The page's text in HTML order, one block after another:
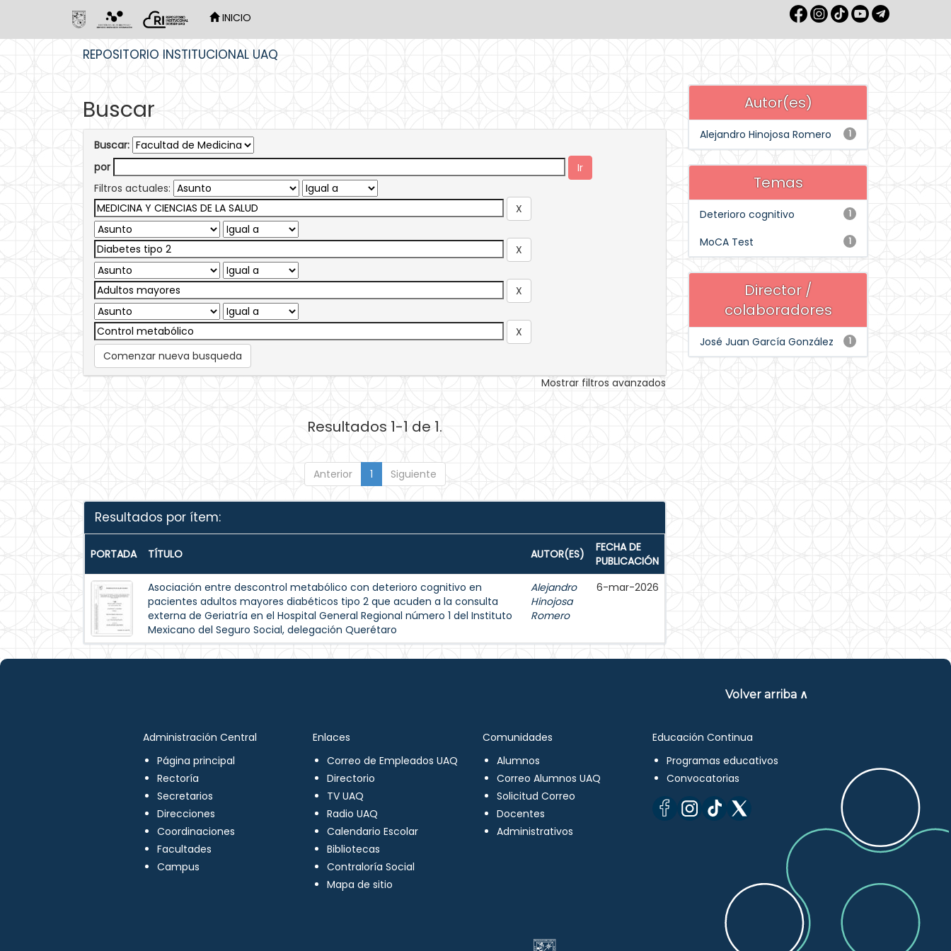
INICIO
REPOSITORIO INSTITUCIONAL UAQ
Buscar
Buscar:
por
Filtros actuales:
Comenzar nueva busqueda
Mostrar filtros avanzados
Resultados 1-1 de 1.
Anterior 1 Siguiente
Resultados por ítem:
PORTADA TÍTULO AUTOR(ES)
FECHA DE
PUBLICACIÓN
Asociación entre descontrol metabólico con deterioro cognitivo en
pacientes adultos mayores diabéticos tipo 2 que acuden a la consulta
externa de Geriatría en el Hospital General Regional número 1 del Instituto
Mexicano del Seguro Social, delegación Querétaro
Alejandro
Hinojosa
Romero
6-mar-2026
Autor(es)
1
Alejandro Hinojosa Romero
Temas
1
Deterioro cognitivo
1
MoCA Test
Director /
colaboradores
1
José Juan García González
Volver arriba ∧
Administración Central
Página principal
Rectoría
Secretarios
Direcciones
Coordinaciones
Facultades
Campus
Enlaces
Correo de Empleados UAQ
Directorio
TV UAQ
Radio UAQ
Calendario Escolar
Bibliotecas
Contraloría Social
Mapa de sitio
Comunidades
Alumnos
Correo Alumnos UAQ
Solicitud Correo
Docentes
Administrativos
Educación Continua
Programas educativos
Convocatorias